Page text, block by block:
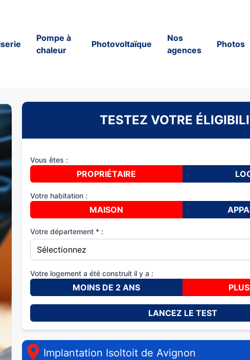
Pompe à
chaleur
Photovoltaïque
Nos
agences
Photos
TESTEZ VOTRE
Vous êtes :
PROPRIÉTAIRE
Votre habitation :
MAISON
Votre département * :
Votre logement a été construit il y a :
MOINS DE 2 ANS
LANCEZ LE TEST
Implantation Isoltoit de Avignon